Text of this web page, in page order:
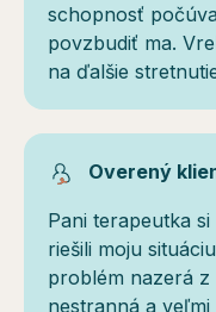
schopnosť
povzbudiť ma.
na ďalšie
Overený
Pani terapeutka
riešili moju
problém nazerá
nestranná a